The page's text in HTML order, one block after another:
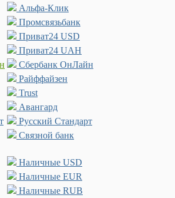
Альфа-Клик
Промсвязьбанк
Приват24 USD
Приват24 UAH
Сбербанк ОнЛайн
Райффайзен
Trust
Авангард
Русский Стандарт
Связной банк
Наличные USD
Наличные EUR
Наличные RUB